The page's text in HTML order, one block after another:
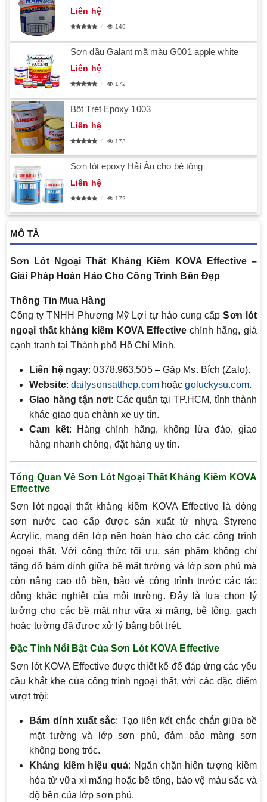
Liên hệ
149
Sơn dầu Galant mã màu G001 apple white
Liên hệ
172
Bột Trét Epoxy 1003
Liên hệ
173
Sơn lót epoxy Hải Âu cho bê tông
Liên hệ
172
MÔ TẢ
Sơn Lót Ngoại Thất Kháng Kiềm KOVA Effective –
Giải Pháp Hoàn Hảo Cho Công Trình Bền Đẹp
Thông Tin Mua Hàng
Công ty TNHH Phương Mỹ Lợi tự hào cung cấpSơn lót
ngoại thất kháng kiềm KOVA Effective chính hãng, giá
cạnh tranh tại Thành phố Hồ Chí Minh.
Liên hệ ngay: 0378.963.505 – Gặp Ms. Bích (Zalo).
Website: dailysonsatthep.comhoặcgoluckysu.com.
Giao hàng tận nơi: Các quận tại TP.HCM, tỉnh thành
khác giao qua chành xe uy tín.
Cam kết: Hàng chính hãng, không lừa đảo, giao
hàng nhanh chóng, đặt hàng uy tín.
Tổng Quan Về Sơn Lót Ngoại Thất Kháng Kiềm KOVA
Effective
Sơn lót ngoại thất kháng kiềm KOVA Effective là dòng
sơn nước cao cấp được sản xuất từ nhựa Styrene
Acrylic, mang đến lớp nền hoàn hảo cho các công trình
ngoại thất. Với công thức tối ưu, sản phẩm không chỉ
tăng độ bám dính giữa bề mặt tường và lớp sơn phủ mà
còn nâng cao độ bền, bảo vệ công trình trước các tác
động khắc nghiệt của môi trường. Đây là lựa chọn lý
tưởng cho các bề mặt như vữa xi măng, bê tông, gạch
hoặc tường đã được xử lý bằng bột trét.
Đặc Tính Nổi Bật Của Sơn Lót KOVA Effective
Sơn lót KOVA Effective được thiết kế để đáp ứng các yêu
cầu khắt khe của công trình ngoại thất, với các đặc điểm
vượt trội:
Bám dính xuất sắc: Tạo liên kết chắc chắn giữa bề
mặt tường và lớp sơn phủ, đảm bảo màng sơn
không bong tróc.
Kháng kiềm hiệu quả: Ngăn chặn hiện tượng kiềm
hóa từ vữa xi măng hoặc bê tông, bảo vệ màu sắc và
độ bền của lớp sơn phủ.